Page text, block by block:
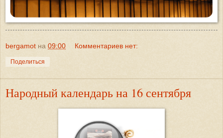
bergamot на 09:00 Комментариев нет:
Поделиться
Народный календарь на 16 сентября